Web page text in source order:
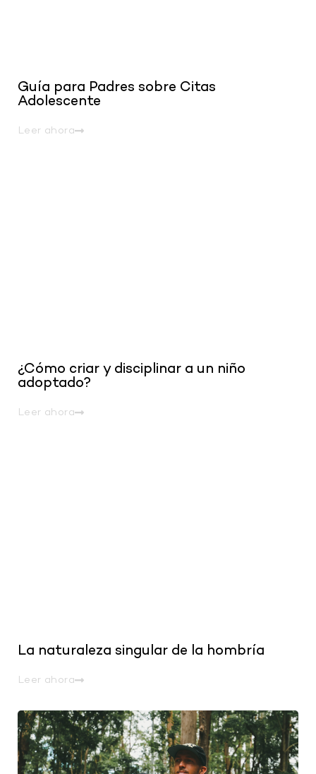
Guía para Padres sobre Citas
Adolescente
Leer ahora
¿Cómo criar y disciplinar a un niño
adoptado?
Leer ahora
La naturaleza singular de la hombría
Leer ahora
.